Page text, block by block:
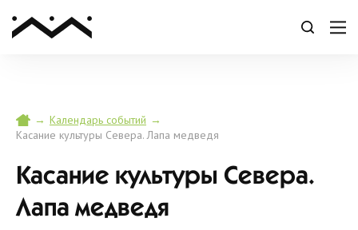
→ Календарь событий →
Касание культуры Севера. Лапа медведя
Касание культуры Севера.
Лапа медведя